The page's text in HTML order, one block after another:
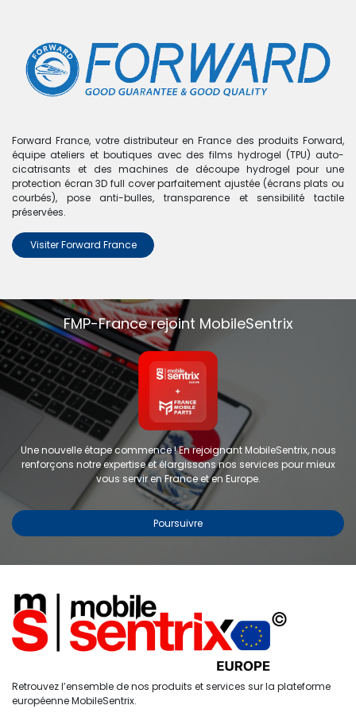
Accueil Recherche
0
Compte
Boutique
Coque double couche brillante 2 en 1 - avec aimant
Magsafe - pour iphone 17 Pro Max
en 1 - avec aimant Magsafe -
pour iphone 17 Pro Max
RÉF : Tuoli 106
Forward France, votre distributeur en France des produits Forward,
équipe ateliers et boutiques avec des films hydrogel (TPU) auto-
cicatrisants et des machines de découpe hydrogel pour une
protection écran 3D full cover parfaitement ajustée (écrans plats ou
courbés), pose anti-bulles, transparence et sensibilité tactile
préservées.
Visiter Forward France
FMP-France rejoint MobileSentrix
Une nouvelle étape commence ! En rejoignant MobileSentrix, nous
renforçons notre expertise et élargissons nos services pour mieux
vous servir en France et en Europe.
Poursuivre
Retrouvez l’ensemble de nos produits et services sur la plateforme
européenne MobileSentrix.